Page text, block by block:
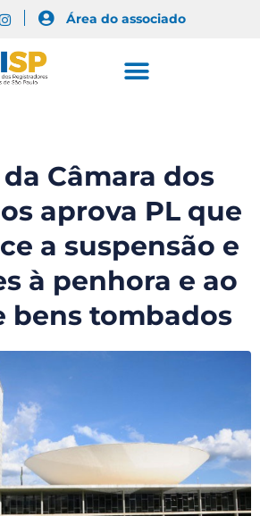
Área do associado
da Câmara dos
aprova PL que
a suspensão e
à penhora e ao
bens tombados